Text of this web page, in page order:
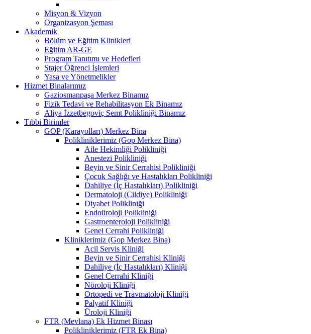
Misyon & Vizyon
Organizasyon Şeması
Akademik
Bölüm ve Eğitim Klinikleri
Eğitim AR-GE
Program Tanıtımı ve Hedefleri
Stajer Öğrenci İşlemleri
Yasa ve Yönetmelikler
Hizmet Binalarımız
Gaziosmanpaşa Merkez Binamız
Fizik Tedavi ve Rehabilitasyon Ek Binamız
Aliya İzzetbegoviç Semt Polikliniği Binamız
Tıbbi Birimler
GOP (Karayolları) Merkez Bina
Polikliniklerimiz (Gop Merkez Bina)
Aile Hekimliği Polikliniği
Anestezi Polikliniği
Beyin ve Sinir Cerrahisi Polikliniği
Çocuk Sağlığı ve Hastalıkları Polikliniği
Dahiliye (İç Hastalıkları) Polikliniği
Dermatoloji (Cildiye) Polikliniği
Diyabet Polikliniği
Endoüroloji Polikliniği
Gastroenteroloji Polikliniği
Genel Cerrahi Polikliniği
Kliniklerimiz (Gop Merkez Bina)
Acil Servis Kliniği
Beyin ve Sinir Cerrahisi Kliniği
Dahiliye (İç Hastalıkları) Kliniği
Genel Cerrahi Kliniği
Nöroloji Kliniği
Ortopedi ve Travmatoloji Kliniği
Palyatif Kliniği
Üroloji Kliniği
FTR (Mevlana) Ek Hizmet Binası
Polikliniklerimiz (FTR Ek Bina)